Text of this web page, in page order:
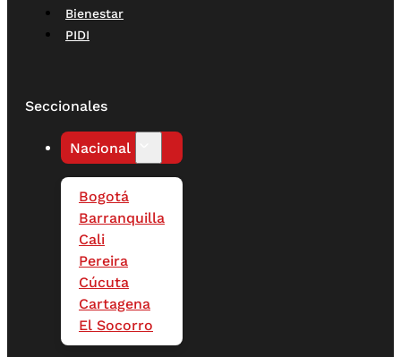
Bienestar
PIDI
Seccionales
Nacional
Bogotá
Barranquilla
Cali
Pereira
Cúcuta
Cartagena
El Socorro